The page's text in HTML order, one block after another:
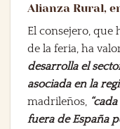
Alianza Rural,
El consejero, que
de la feria, ha
desarrolla el
asociada en la
madrileños,
fuera de España